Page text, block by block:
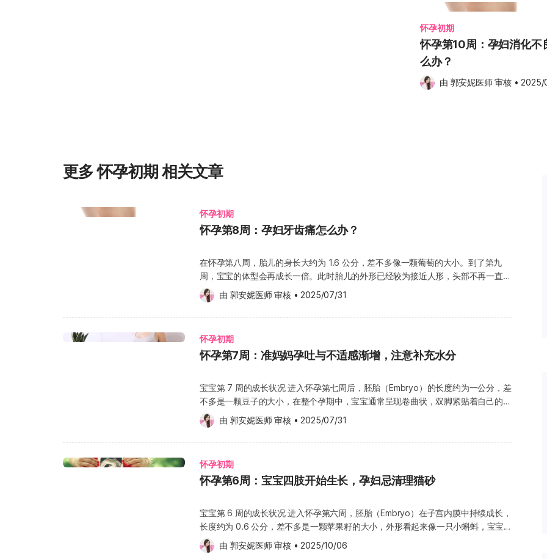
番薯、糙米饭、全麦饼干等。当感到恶心时，适量食用咸味食物如鸡汤或咸苏打饼，也可能
类情况应尽早寻求医生评估与治疗，以确保母婴安全 怀孕初期6点小贴士 除了缓解疲劳和
孕吐的不适，怀孕初期准妈妈还应特别留意以下8个重点，有助于顺利度过这段关键时期：
不例外。适度运动不仅有助于提升体力、改善血液循环，也能减缓孕期常见的不适，如腰酸
背痛、水肿与情绪波动。不过，在开始任何运动前，建议先由医生评估身体状况是否适合，
再选择中低强度的运动，如孕妇瑜伽、游泳、健走或低冲击有氧运动等。 注意服药：在服
怀孕初期可能对胎儿发育造成影响，尤其在器官尚未完全形成的阶段。若进行桑拿浴、泡热
水澡或热瑜伽等活动，建议将时间控制在10分钟以内。 不需要刻意额外进食太多：基本上
维持原本均衡的饮食即可。到了怀孕中后期，每天大约只需额外增加300大卡的热量，就足
以满足胎儿成长所需。与其专注于热量摄取或吃得多寡，更重要的是补充关键营养素。 穿
致背部疼痛、静脉曲张，甚至引发胃食道逆流等不适症状。随着孕期进展，胸部也可能开始
感到胀痛或敏感，原本的内衣可能会变得不合身、穿起来不舒服。建议选择材质柔软、无钢
圈、透气性佳的孕妇专用或哺乳用内衣。 避免高风险药物与化学物质：怀孕期间请避免使
用未经医生允许的药物，并减少接触杀虫剂、染发剂、清洁剂等可能有害物质。 补充叶
酸：每天摄取足够的叶酸有助于预防胎儿神经管缺陷，建议在怀孕前及初期持续补充。
怀孕初期
怀孕第10周：孕妇消化不
么办？
由 郭安妮医师 审核 • 2025/
更多 怀孕初期 相关文章
怀孕初期
怀孕第8周：孕妇牙齿痛怎么办？
在怀孕第八周，胎儿的身长大约为 1.6 公分，差不多像一颗葡萄的大小。到了第九
周，宝宝的体型会再成长一倍。此时胎儿的外形已经较为接近人形，头部不再一直弯
曲，而是稍微抬起，看起来更有“人形”的轮廓。 宝宝的上半身发育得比下半身快，
因此小手会比小脚来得长。不过，目前膝盖、脚踝和脚趾等部位还未完全成形。到现
在为止，宝宝主要还是透过卵黄囊（Yolk sac）来吸收养分。接下来胎盘会逐渐发育
妈的血液获得足够的营养和氧气，同时也把废物排出体外。 大约在怀孕第八周，宝
宝不再被称为“胚胎”，而是有了一个新名称——“胎儿”（Fetus，英式拼法为
Foetus 一词源自拉丁文，意思是“后代”。 怀孕第 8 周的身体变化 怀孕第八周对准
妈妈来说可能有点难熬。除了孕吐和容易感到疲倦，还可能会出现频尿的情况，这是
喜欢的食物可能突然变得无法接受，而食物偏好也会有所改变。情绪波动也会比较明
龈变得比较敏感、肿胀，甚至容易出血。因此，怀孕期间的口腔护理同样不能忽视。
常见的孕妇牙龈问题包括： 妊娠期牙龈炎（Pregnancy gingivitis） 由于荷尔蒙、动
状。 妊娠期肉芽肿（Pyogenic granuloma） 在口腔方面，较严重的情况是牙龈出
现异常肿大。部分准妈妈可能会出现一种称为“妊娠期肉芽肿”的情况，也叫“妊娠期
齿龈瘤”或“怀孕期牙龈瘤”。这是由于牙龈组织过度生长所引起的，不过这种情况并
由 郭安妮医师 审核 • 2025/07/31
怀孕初期
怀孕第7周：准妈妈孕吐与不适感渐增，注意补充水分
宝宝第 7 周的成长状况 进入怀孕第七周后，胚胎（Embryo）的长度约为一公分，差
不多是一颗豆子的大小，在整个孕期中，宝宝通常呈现卷曲状，双脚紧贴着自己的小
小身躯，伸直的姿势较为罕见。 因此要精确量出宝宝的身长并不容易，这也是为何
医事人员会以“坐高”（从头顶到臀部尾椎）来测量，而不是从头到脚的直立身高。
我们在怀孕第6周提到的四肢，在本周也开始逐步形成软骨组织，日后将发育成骨
形，同时宝宝也已开始有规律的心跳。 由于脑部与脊髓正在高速发展，宝宝每分钟
大约会新生出一百个脑细胞，这是准妈妈补充叶酸的重要时期，接下来会有更多相关
还不会明显隆起，子宫的大小大约相当于一颗柠檬，里头孕育着如豆子般大小的胚
胎。不过，准妈妈体内的血液供应此时已显著增加，约为原来的 20 至 40 倍，有时
（Placenta），以确保胚胎能够获得充足的养分和氧气，支持其健康成长。 需要注
由 郭安妮医师 审核 • 2025/07/31
怀孕初期
怀孕第6周：宝宝四肢开始生长，孕妇忌清理猫砂
宝宝第 6 周的成长状况 进入怀孕第六周，胚胎（Embryo）在子宫内膜中持续成长，
长度约为 0.6 公分，差不多是一颗苹果籽的大小，外形看起来像一只小蝌蚪，宝宝
的心跳也有机会透过阴道超音波检查被侦测到。 此时肚子里的宝宝正在以飞快的速
度成长与变化，手臂和腿部开始发育，称为肢芽（Limb bud），而肝脏、大脑、肌
由 郭安妮医师 审核 • 2025/10/06